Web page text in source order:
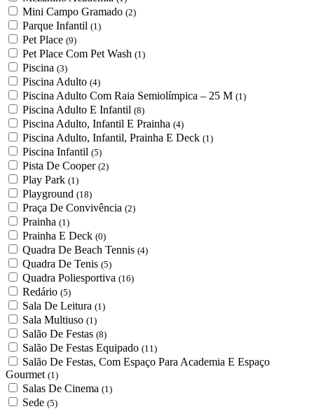
Mini Campo Gramado (2)
Parque Infantil (1)
Pet Place (9)
Pet Place Com Pet Wash (1)
Piscina (3)
Piscina Adulto (4)
Piscina Adulto Com Raia Semiolímpica – 25 M (1)
Piscina Adulto E Infantil (8)
Piscina Adulto, Infantil E Prainha (4)
Piscina Adulto, Infantil, Prainha E Deck (1)
Piscina Infantil (5)
Pista De Cooper (2)
Play Park (1)
Playground (18)
Praça De Convivência (2)
Prainha (1)
Prainha E Deck (0)
Quadra De Beach Tennis (4)
Quadra De Tenis (5)
Quadra Poliesportiva (16)
Redário (5)
Sala De Leitura (1)
Sala Multiuso (1)
Salão De Festas (8)
Salão De Festas Equipado (11)
Salão De Festas, Com Espaço Para Academia E Espaço
Gourmet (1)
Salas De Cinema (1)
Sede (5)